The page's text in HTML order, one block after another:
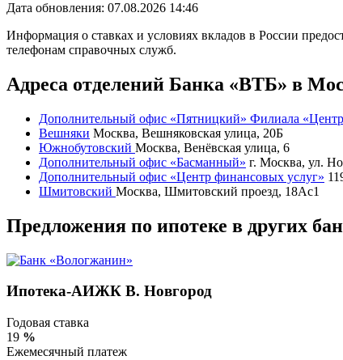
Дата обновления: 07.08.2026 14:46
Информация о ставках и условиях вкладов в России
телефонам справочных служб.
Адреса отделений Банка «ВТБ» в
Дополнительный офис «Пятницкий» Филиала
Вешняки Москва, Вешняковская улица, 20Б
Южнобутовский Москва, Венёвская улица, 6
Дополнительный офис «Басманный» г. Москва, ул.
Дополнительный офис «Центр финансовых услуг»
Шмитовский Москва, Шмитовский проезд, 18Ас1
Предложения по ипотеке в других
Ипотека-АИЖК В. Новгород
Годовая ставка
19 %
Ежемесячный платеж